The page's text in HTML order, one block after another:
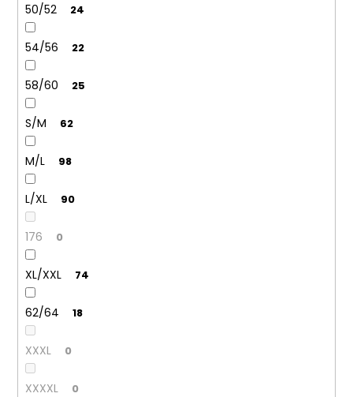
50/52 24
54/56 22
58/60 25
S/M 62
M/L 98
L/XL 90
176 0
XL/XXL 74
62/64 18
XXXL 0
XXXXL 0